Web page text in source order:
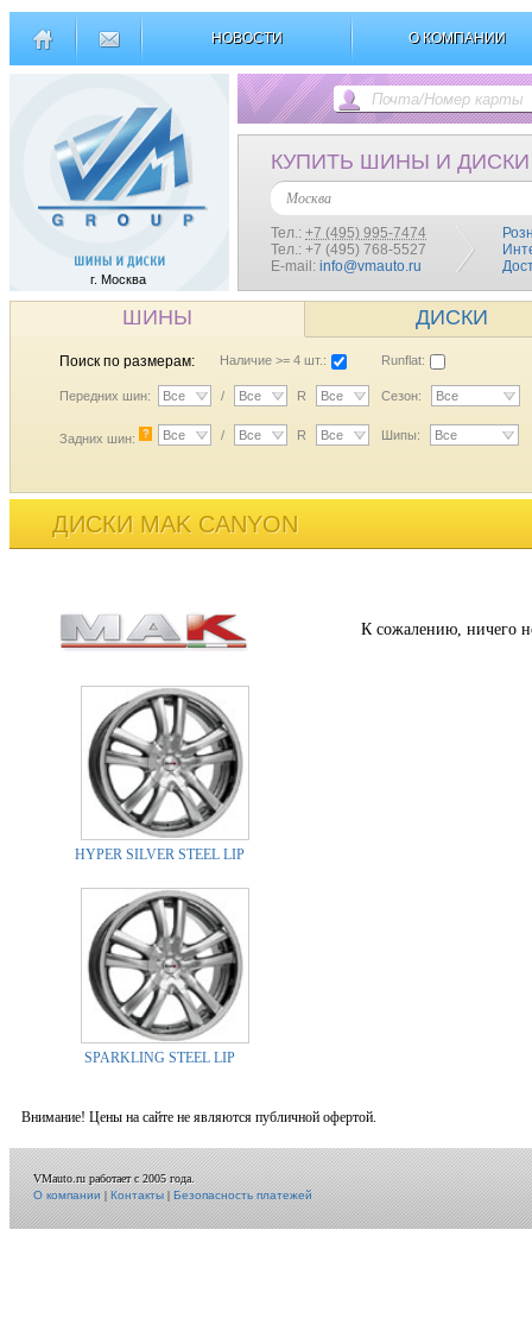
НОВОСТИ О КОМПАНИИ
г. Москва
КУПИТЬ ШИНЫ И ДИСКИ
Москва
Тел.: +7 (495) 995-7474
Тел.: +7 (495) 768-5527
E-mail: info@vmauto.ru
ШИНЫ ДИСКИ
Поиск по размерам: Наличие >= 4 шт.: Runflat:
Передних шин: Все / Все R Все Сезон: Все
Задних шин: ? Все / Все R Все Шипы: Все
ДИСКИ MAK CANYON
HYPER SILVER STEEL LIP
SPARKLING STEEL LIP
К сожалению, ничего
Внимание! Цены на сайте не являются публичной офертой.
VMauto.ru работает с 2005 года.
О компании|Контакты|Безопасность платежей